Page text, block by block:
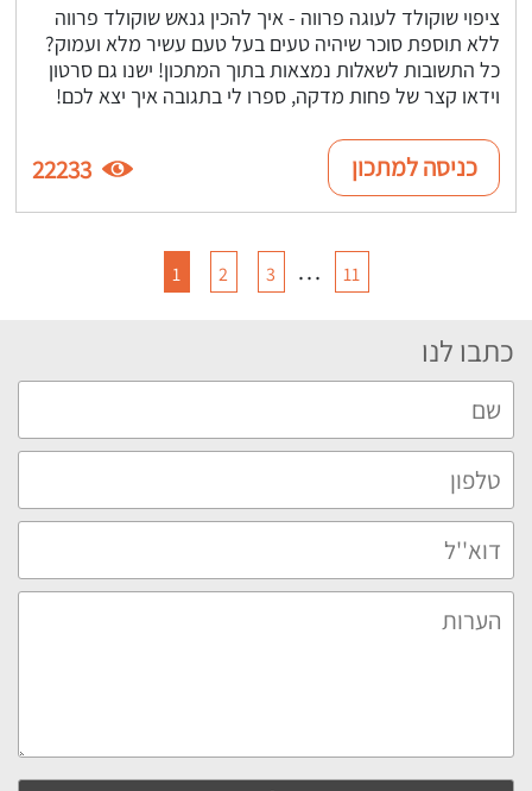
ציפוי שוקולד לעוגה פרווה - איך להכין גנאש שוקולד פרווה
ללא תוספת סוכר שיהיה טעים בעל טעם עשיר מלא ועמוק?
כל התשובות לשאלות נמצאות בתוך המתכון! ישנו גם סרטון
וידאו קצר של פחות מדקה, ספרו לי בתגובה איך יצא לכם!
כניסה למתכון 22233
1 2 3 … 11
כתבו לנו